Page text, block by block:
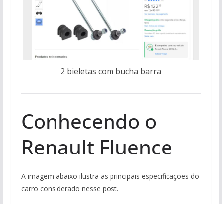
2 bieletas com bucha barra
Conhecendo o
Renault Fluence
A imagem abaixo ilustra as principais especificações do
carro considerado nesse post.